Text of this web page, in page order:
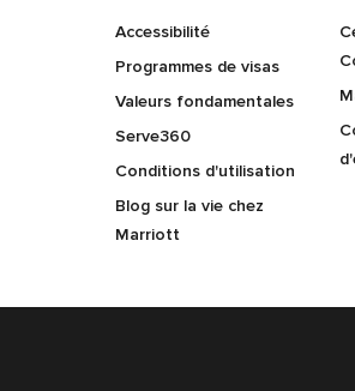
Accessibilité
Programmes de visas
Valeurs fondamentales
Serve360
Conditions d'utilisation
Blog sur la vie chez
Marriott